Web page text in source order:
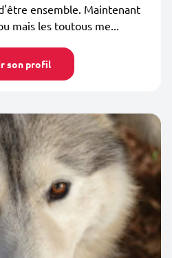
ensemble. Maintenant
mais les toutous me...
son profil